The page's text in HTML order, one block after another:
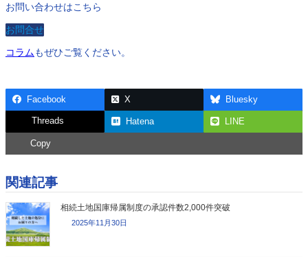
お問い合わせはこちら
お問合せ
コラムもぜひご覧ください。
Facebook X Bluesky
Threads Hatena LINE
Copy
関連記事
相続土地国庫帰属制度の承認件数2,000件突破
2025年11月30日